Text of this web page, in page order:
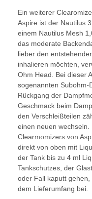
Ein weiterer
Aspire ist der Nautilus
einem Nautilus Mesh
das moderate
lieber den
inhalieren möchten,
Ohm Head. Bei dieser
sogenannten Subohm-
Rückgang der
Geschmack beim
den Verschleißteilen
einen neuen
Clearmomizers von
direkt von oben mit
der Tank bis zu 4 ml
Tankschutzes, der
oder Fall kaputt
dem Lieferumfang bei.